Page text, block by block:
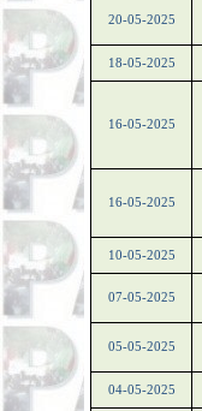
20-05-2025
18-05-2025
16-05-2025
16-05-2025
10-05-2025
07-05-2025
05-05-2025
04-05-2025